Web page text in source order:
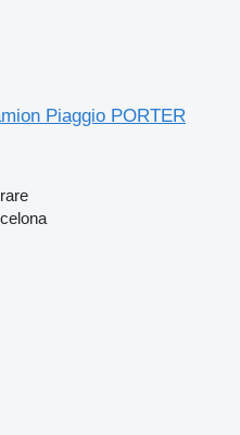
Piaggio PORTER